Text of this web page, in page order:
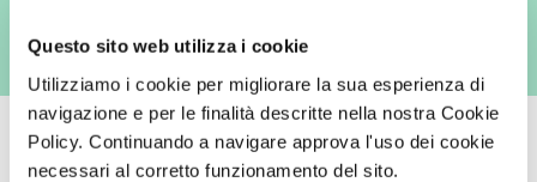
Questo sito web utilizza i cookie
Utilizziamo i cookie per migliorare la sua esperienza di
navigazione e per le finalità descritte nella nostra Cookie
Policy. Continuando a navigare approva l'uso dei cookie
necessari al corretto funzionamento del sito.